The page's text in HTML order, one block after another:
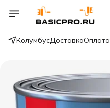
КолумбусДоставкаОплата